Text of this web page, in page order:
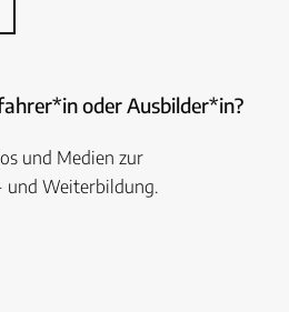
oder Ausbilder*in?
und Medien zur
Weiterbildung.